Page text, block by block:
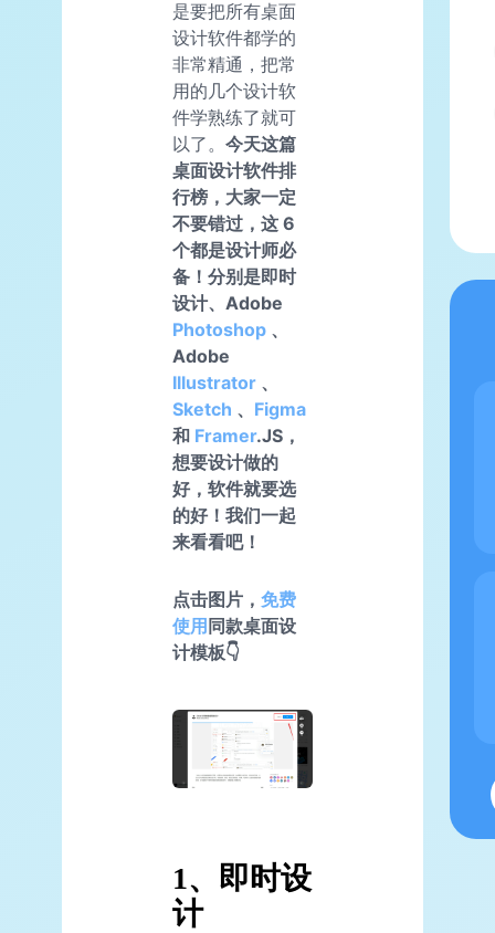
是要把所有桌面
设计软件都学的
非常精通，把常
用的几个设计软
件学熟练了就可
以了。 今天这篇
桌面设计软件排
行榜，大家一定
不要错过，这 6
个都是设计师必
备！分别是即时
设计、Adobe
Photoshop 、
Adobe
Illustrator 、
Sketch 、 Figma
和 Framer.JS，
想要设计做的
好，软件就要选
的好！我们一起
来看看吧！
点击图片， 免费
使用同款桌面设
计模板👇
1、即时设
计